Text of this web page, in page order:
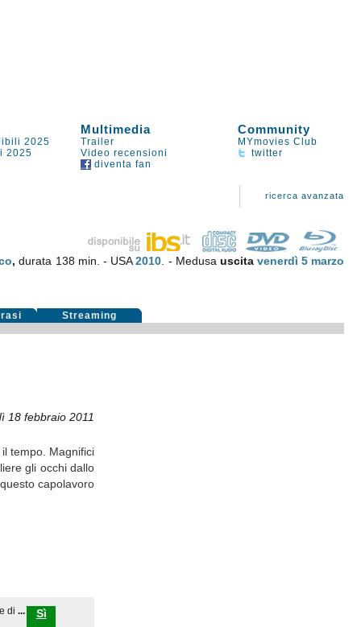
Multimedia Community
2025 Trailer
MYmovies Club
2025 Video recensioni
twitter
diventa fan
ricerca avanzata
,durata 138 min. - USA2010 . - Medusa uscitavenerdì 5 marzo
Streaming
18 febbraio 2011
tempo. Magnifici
gli occhi dallo
capolavoro
di...
Sì